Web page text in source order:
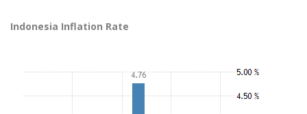
Indonesia Inflation Rate